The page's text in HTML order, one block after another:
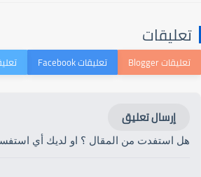
تعليقات
إرسال تعليق
هل استفدت من المقال ؟ او لديك أي